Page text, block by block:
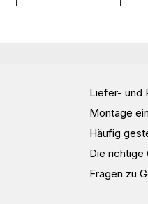
Liefer- und
Montage
Häufig
Die richtige
Fragen zu